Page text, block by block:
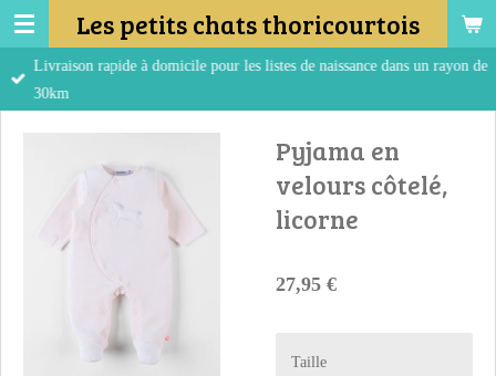
Passer
au
contenu
Les petits chats thoricourtois
Livraison rapide à domicile pour les listes de naissance dans un rayon de
30km
Pyjama en
velours côtelé,
licorne
27,95 €
Taille